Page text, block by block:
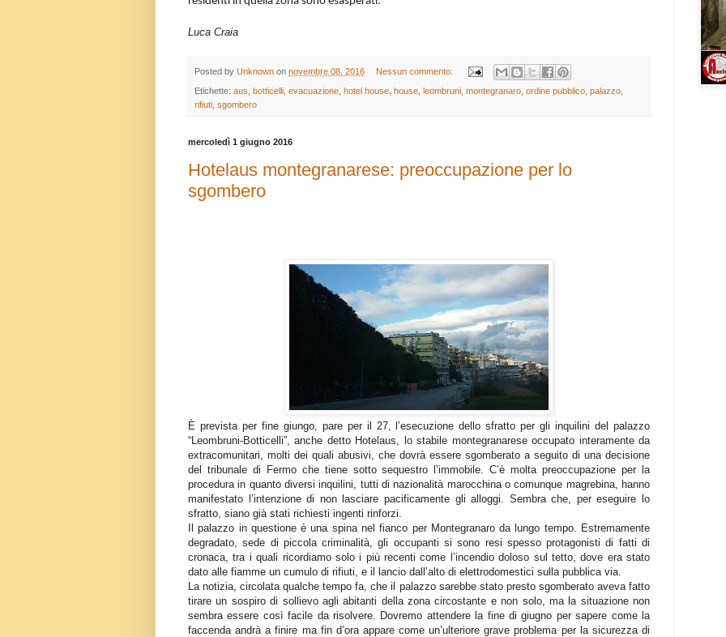
Luca Craia
Posted by Unknown on novembre 08, 2016 Nessun commento:
Etichette: aus botticelli evacuazione hotel house house leombruni montegranaro ordine pubblico palazzo
rifiuti sgombero
mercoledì 1 giugno 2016
Hotelaus montegranarese: preoccupazione per lo
sgombero
È prevista per fine giungo, pare per il 27, l’esecuzione dello sfratto per gli inquilini del palazzo
“Leombruni-Botticelli”, anche detto Hotelaus, lo stabile montegranarese occupato interamente da
extracomunitari, molti dei quali abusivi, che dovrà essere sgomberato a seguito di una decisione
del tribunale di Fermo che tiene sotto sequestro l’immobile. C’è molta preoccupazione per la
procedura in quanto diversi inquilini, tutti di nazionalità marocchina o comunque magrebina, hanno
manifestato l’intenzione di non lasciare pacificamente gli alloggi. Sembra che, per eseguire lo
sfratto, siano già stati richiesti ingenti rinforzi.
Il palazzo in questione è una spina nel fianco per Montegranaro da lungo tempo. Estremamente
degradato, sede di piccola criminalità, gli occupanti si sono resi spesso protagonisti di fatti di
cronaca, tra i quali ricordiamo solo i più recenti come l’incendio doloso sul tetto, dove era stato
dato alle fiamme un cumulo di rifiuti, e il lancio dall’alto di elettrodomestici sulla pubblica via.
La notizia, circolata qualche tempo fa, che il palazzo sarebbe stato presto sgomberato aveva fatto
tirare un sospiro di sollievo agli abitanti della zona circostante e non solo, ma la situazione non
sembra essere così facile da risolvere. Dovremo attendere la fine di giugno per sapere come la
faccenda andrà a finire ma fin d’ora appare come un’ulteriore grave problema per la sicurezza di